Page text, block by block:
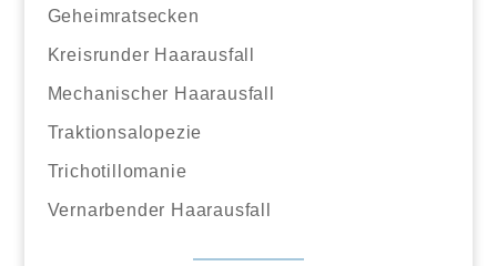
Geheimratsecken
Kreisrunder Haarausfall
Mechanischer Haarausfall
Traktionsalopezie
Trichotillomanie
Vernarbender Haarausfall